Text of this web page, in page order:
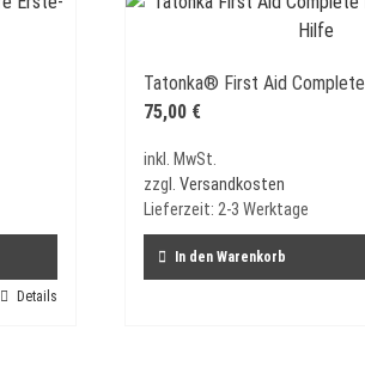
Details
Tatonka® First Aid Complete
75,00 €
inkl. MwSt.
zzgl. Versandkosten
Lieferzeit: 2-3 Werktage
In den Warenkorb